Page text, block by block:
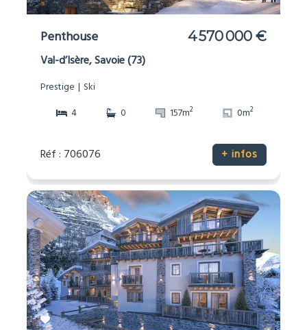
Penthouse 4 570 000 €
Val-d’Isère, Savoie (73)
Prestige
Ski
4
0 157m2 0m2
Réf : 706076 + infos